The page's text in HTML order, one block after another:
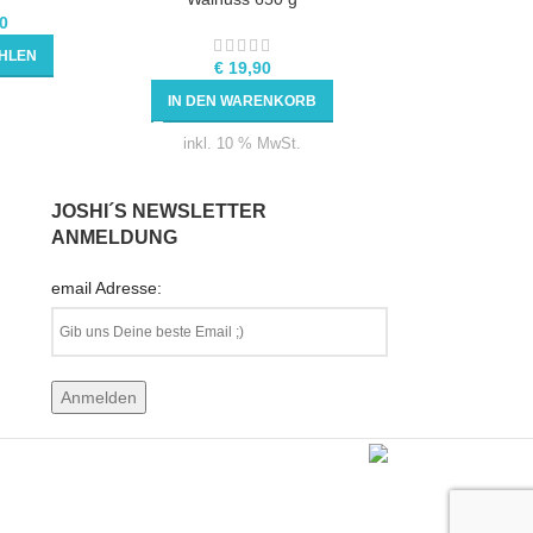
€19,90
IN DEN WARENKORB
inkl. 10 % MwSt.
JOSHI´S NEWSLETTER
ANMELDUNG
email Adresse: